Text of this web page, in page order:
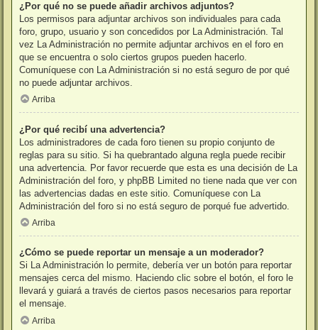
¿Por qué no se puede añadir archivos adjuntos?
Los permisos para adjuntar archivos son individuales para cada
foro, grupo, usuario y son concedidos por La Administración. Tal
vez La Administración no permite adjuntar archivos en el foro en
que se encuentra o solo ciertos grupos pueden hacerlo.
Comuníquese con La Administración si no está seguro de por qué
no puede adjuntar archivos.
Arriba
¿Por qué recibí una advertencia?
Los administradores de cada foro tienen su propio conjunto de
reglas para su sitio. Si ha quebrantado alguna regla puede recibir
una advertencia. Por favor recuerde que esta es una decisión de La
Administración del foro, y phpBB Limited no tiene nada que ver con
las advertencias dadas en este sitio. Comuníquese con La
Administración del foro si no está seguro de porqué fue advertido.
Arriba
¿Cómo se puede reportar un mensaje a un moderador?
Si La Administración lo permite, debería ver un botón para reportar
mensajes cerca del mismo. Haciendo clic sobre el botón, el foro le
llevará y guiará a través de ciertos pasos necesarios para reportar
el mensaje.
Arriba